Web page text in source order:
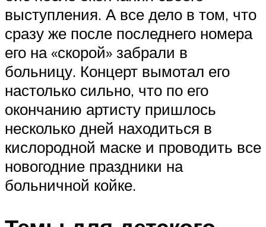
выступления. А все дело в том, что
сразу же после последнего номера
его на «скорой» забрали в
больницу. Концерт вымотал его
настолько сильно, что по его
окончанию артисту пришлось
несколько дней находиться в
кислородной маске и проводить все
новогодние праздники на
больничной койке.